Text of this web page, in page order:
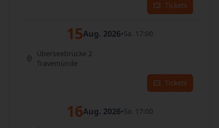
Tickets
15Aug. 2026•Sa. 17:00
Überseebrücke 2
Travemünde
Tickets
16Aug. 2026•So. 17:00